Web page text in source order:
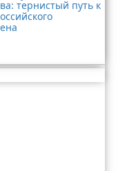
тернистый путь к